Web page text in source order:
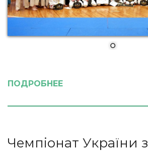
ПОДРОБНЕЕ
Чемпіонат України з